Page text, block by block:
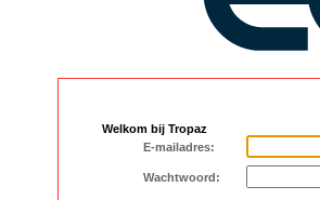
Welkom bij Tropaz
E-mailadres:
Wachtwoord: